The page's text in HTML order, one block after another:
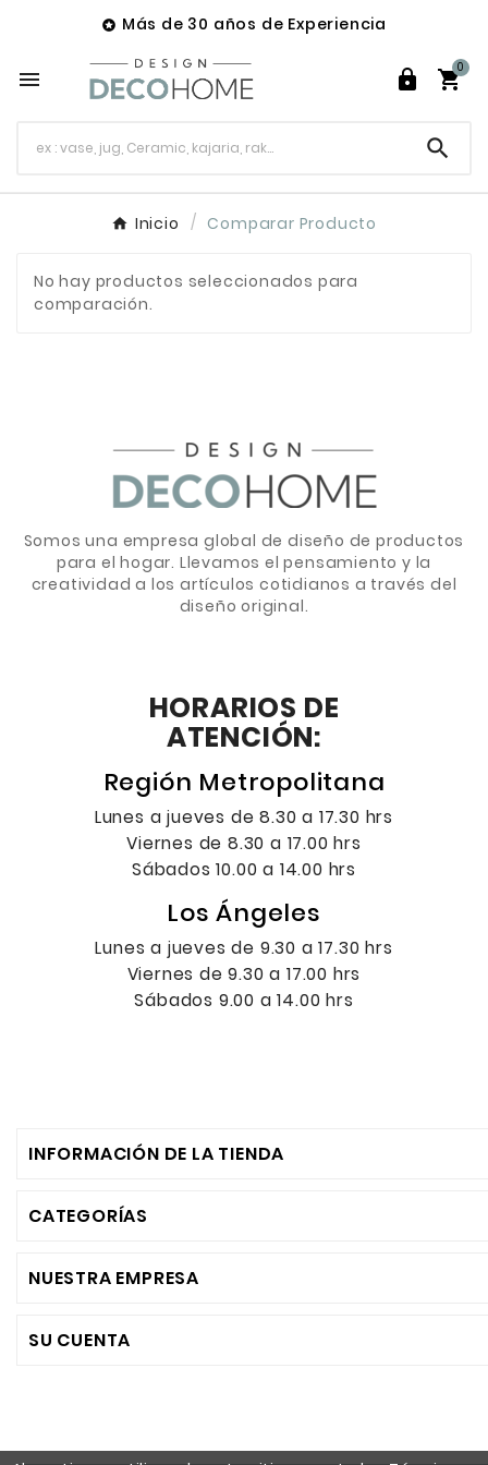
 Más de 30 años de Experiencia
  
0

Inicio Comparar Producto
No hay productos seleccionados para
comparación.
Somos una empresa global de diseño de productos
para el hogar. Llevamos el pensamiento y la
creatividad a los artículos cotidianos a través del
diseño original.
HORARIOS DE
ATENCIÓN:
Región Metropolitana
Lunes a jueves de 8.30 a 17.30 hrs
Viernes de 8.30 a 17.00 hrs
Sábados 10.00 a 14.00 hrs
Los Ángeles
Lunes a jueves de 9.30 a 17.30 hrs
Viernes de 9.30 a 17.00 hrs
Sábados 9.00 a 14.00 hrs
INFORMACIÓN DE LA TIENDA
CATEGORÍAS
NUESTRA EMPRESA
SU CUENTA